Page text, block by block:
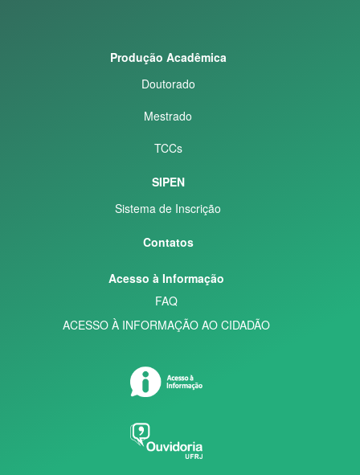
Produção Acadêmica
Doutorado
Mestrado
TCCs
SIPEN
Sistema de Inscrição
Contatos
Acesso à Informação
FAQ
ACESSO À INFORMAÇÃO AO CIDADÃO